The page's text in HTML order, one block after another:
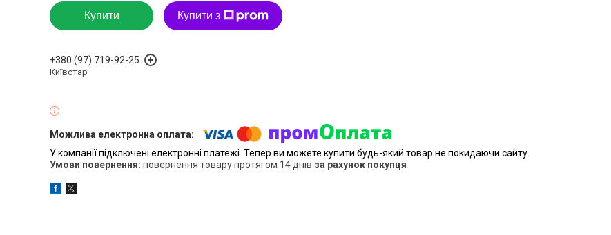
Купити Купити з
+380 (97) 719-92-25
Київстар
У компанії підключені електронні платежі. Тепер ви можете купити будь-який товар не покидаючи сайту.
повернення товару протягом 14 днів за рахунок покупця